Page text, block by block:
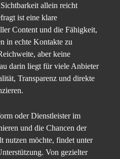
allein reicht
ist eine klare
Content und die Fähigkeit,
in echte Kontakte zu
aber keine
darin liegt für viele Anbieter
Transparenz und direkte
oder Dienstleister im
und die Chancen der
nutzen möchte, findet unter
Von gezielter